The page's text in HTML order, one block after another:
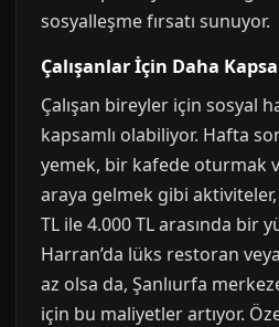
sosyalleşme fırsatı sunuyor.
Çalışanlar İçin Daha
Çalışan bireyler için sosyal
kapsamlı olabiliyor. Hafta
yemek, bir kafede oturmak
araya gelmek gibi aktiviteler,
TL ile 4.000 TL arasında bir
Harran’da lüks restoran
az olsa da, Şanlıurfa
için bu maliyetler artıyor.